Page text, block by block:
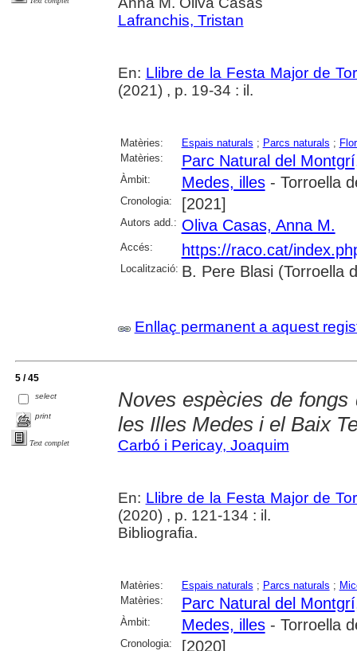
Lafranchis, Tristan
En: Llibre de la Festa Major de
(2021) , p. 19-34 : il.
Matèries: Espais naturals ; Parcs naturals ;
Matèries:
Parc Natural del
Àmbit: Medes, illes- Torroella
Cronologia: [2021]
Autors add.: Oliva Casas, Anna M.
Accés: https://raco.cat/
Localització: B. Pere Blasi (Torroella
Enllaç permanent a aquest
5 / 45
select
print
Text complet
Noves espècies de
les Illes Medes i el Baix
Carbó i Pericay, Joaquim
En: Llibre de la Festa Major de
(2020) , p. 121-134 : il.
Bibliografia.
Matèries: Espais naturals ; Parcs naturals ;
Matèries:
Parc Natural del
Àmbit: Medes, illes- Torroella
Cronologia: [2020]